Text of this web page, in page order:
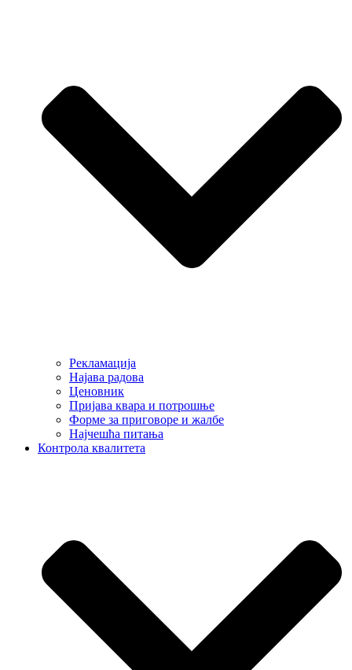
Рекламација
Најава радова
Ценовник
Пријава квара и потрошње
Форме за приговоре и жалбе
Најчешћа питања
Контрола квалитета